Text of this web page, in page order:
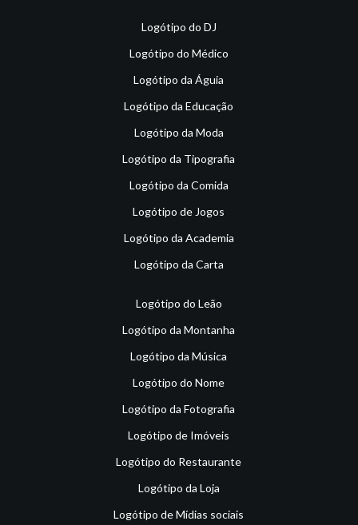
Logótipo do DJ
Logótipo do Médico
Logótipo da Águia
Logótipo da Educação
Logótipo da Moda
Logótipo da Tipografia
Logótipo da Comida
Logótipo de Jogos
Logótipo da Academia
Logótipo da Carta
Logótipo do Leão
Logótipo da Montanha
Logótipo da Música
Logótipo do Nome
Logótipo da Fotografia
Logótipo de Imóveis
Logótipo do Restaurante
Logótipo da Loja
Logótipo de Mídias sociais